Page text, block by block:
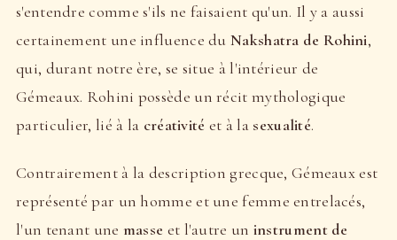
s'entendre comme s'ils ne faisaient qu'un. Il y a aussi
certainement une influence duNakshatra de Rohini,
qui, durant notre ère, se situe à l'intérieur de
Gémeaux. Rohini possède un récit mythologique
particulier, lié à la créativité et à la sexualité.
Contrairement à la description grecque, Gémeaux est
représenté par un homme et une femme entrelacés,
l'un tenant une masse et l'autre un instrument de